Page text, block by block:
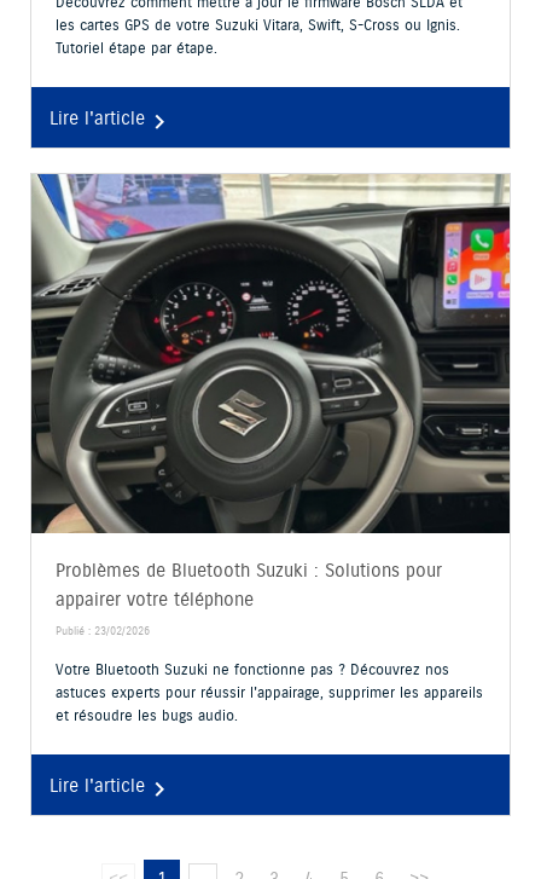
les cartes GPS de votre Suzuki Vitara, Swift, S-Cross ou Ignis.
Tutoriel étape par étape.
Lire l'article 
Problèmes de Bluetooth Suzuki : Solutions pour
appairer votre téléphone
Publié : 23/02/2026
Votre Bluetooth Suzuki ne fonctionne pas ? Découvrez nos
astuces experts pour réussir l'appairage, supprimer les appareils
et résoudre les bugs audio.
Lire l'article 